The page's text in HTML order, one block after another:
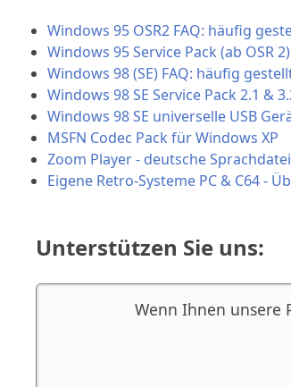
Windows 95 OSR2 FAQ: häufig
Windows 95 Service Pack (ab OSR 2)
Windows 98 (SE) FAQ: häufig
Windows 98 SE Service Pack 2.1 &
Windows 98 SE universelle USB
MSFN Codec Pack für Windows XP
Zoom Player - deutsche
Eigene Retro-Systeme PC & C64 -
Unterstützen Sie uns:
Wenn Ihnen unsere